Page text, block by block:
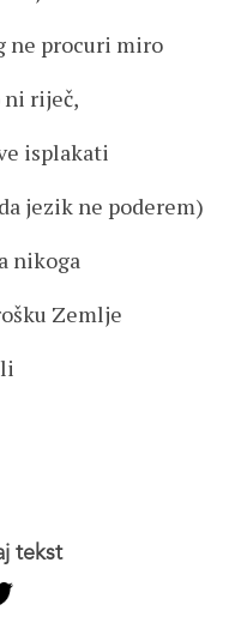
ne procuri miro
ni riječ,
isplakati
jezik ne poderem)
nikoga
Zemlje
tekst